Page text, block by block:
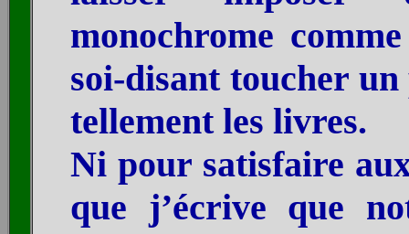
monochrome
soi-disant toucher
tellement les livres.
Ni pour satisfaire
que j’écrive que